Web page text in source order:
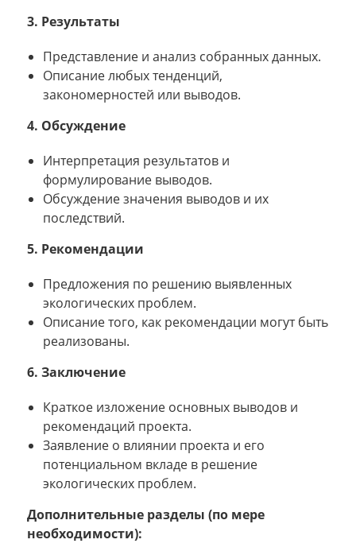
3. Результаты
Представление и анализ собранных данных.
Описание любых тенденций,
закономерностей или выводов.
4. Обсуждение
Интерпретация результатов и
формулирование выводов.
Обсуждение значения выводов и их
последствий.
5. Рекомендации
Предложения по решению выявленных
экологических проблем.
Описание того, как рекомендации могут быть
реализованы.
6. Заключение
Краткое изложение основных выводов и
рекомендаций проекта.
Заявление о влиянии проекта и его
потенциальном вкладе в решение
экологических проблем.
Дополнительные разделы (по мере
необходимости):